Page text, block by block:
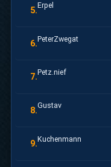
5.Erpel
6.PeterZwegat
7.Petz.nief
8.Gustav
9.Kuchenmann